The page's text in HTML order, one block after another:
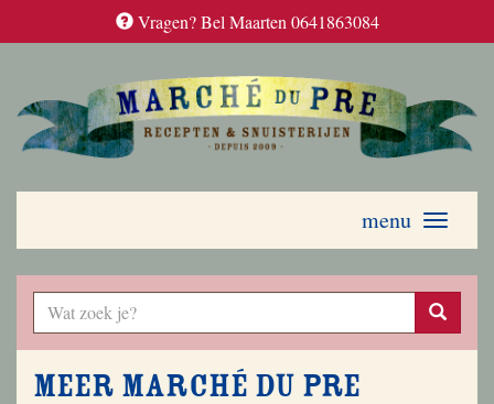
Vragen? Bel Maarten 0641863084
Toggle
menu
Meer Marché du Pre